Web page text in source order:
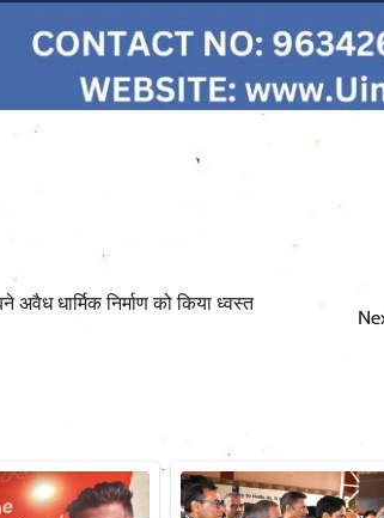
अवैध धार्मिक निर्माण को किया ध्वस्त